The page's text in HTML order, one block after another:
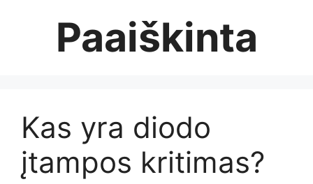
Paaiškinta
Kas yra diodo
įtampos kritimas?